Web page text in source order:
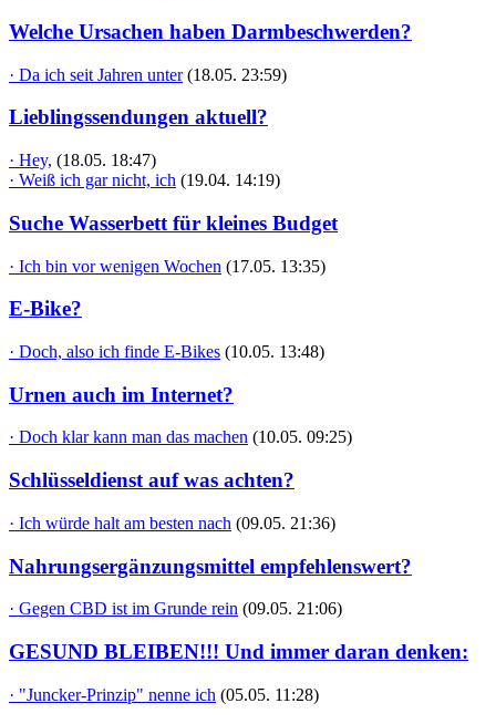
Welche Ursachen haben Darmbeschwerden?
· Da ich seit Jahren unter (18.05. 23:59)
Lieblingssendungen aktuell?
· Hey, (18.05. 18:47)
· Weiß ich gar nicht, ich (19.04. 14:19)
Suche Wasserbett für kleines Budget
· Ich bin vor wenigen Wochen (17.05. 13:35)
E-Bike?
· Doch, also ich finde E-Bikes (10.05. 13:48)
Urnen auch im Internet?
· Doch klar kann man das machen (10.05. 09:25)
Schlüsseldienst auf was achten?
· Ich würde halt am besten nach (09.05. 21:36)
Nahrungsergänzungsmittel empfehlenswert?
· Gegen CBD ist im Grunde rein (09.05. 21:06)
GESUND BLEIBEN!!! Und immer daran denken:
· "Juncker-Prinzip" nenne ich (05.05. 11:28)